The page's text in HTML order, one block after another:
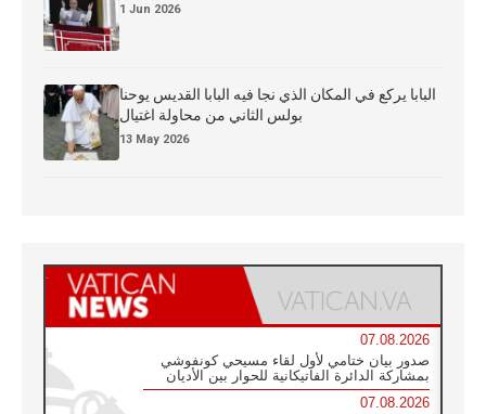
1 Jun 2026
البابا يركع في المكان الذي نجا فيه البابا القديس يوحنا
بولس الثاني من محاولة اغتيال
13 May 2026
07.08.2026
صدور بيان ختامي لأول لقاء مسيحي كونفوشي
بمشاركة الدائرة الفاتيكانية للحوار بين الأديان
07.08.2026